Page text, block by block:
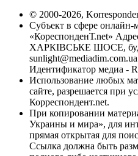
© 2000-2026,
Субъект в сфере
«КореспонденТ.net»
ХАРКІВСЬКЕ ШОСЕ,
sunlight@mediadim.com.ua
Идентификатор медиа -
Использование любых
сайте, разрешается при
Корреспондент.net.
При копировании
Украины и мира», для
прямая открытая для
Ссылка должна быть